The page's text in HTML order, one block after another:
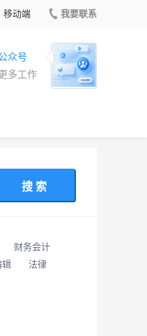
移动端 我要联系
众号
多工作
搜 索
财务会计
辑
法律